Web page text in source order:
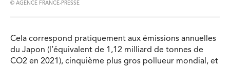
© AGENCE FRANCE-PRESSE
Cela correspond pratiquement aux émissions annuelles
du Japon (l’équivalent de 1,12 milliard de tonnes de
CO2 en 2021), cinquième plus gros pollueur mondial, et